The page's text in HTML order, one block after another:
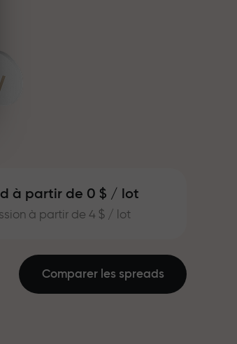
à partir de 0 $ / lot
à partir de 4 $ / lot
Comparer les spreads